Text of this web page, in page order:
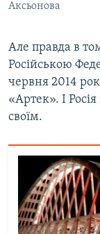
Аксьонова
Але правда в
Російською
червня 2014
«Артек». І
своїм.